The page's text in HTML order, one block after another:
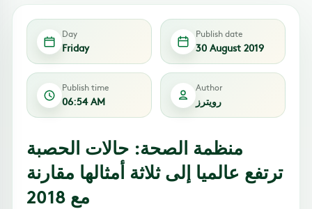
Day
Friday
Publish date
30 August 2019
Publish time
06:54 AM
Author
رويترز
منظمة الصحة: حالات الحصبة
ترتفع عالميا إلى ثلاثة أمثالها مقارنة
مع 2018